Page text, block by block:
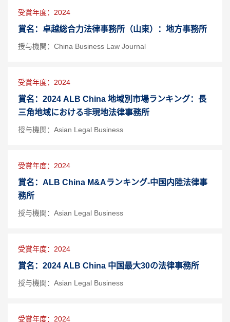
受賞年度：2024
賞名：卓越総合力法律事務所（山東）：地方事務所
授与機関：China Business Law Journal
受賞年度：2024
賞名：2024 ALB China 地域別市場ランキング：長
三角地域における非現地法律事務所
授与機関：Asian Legal Business
受賞年度：2024
賞名：ALB China M&Aランキング-中国内陸法律事
務所
授与機関：Asian Legal Business
受賞年度：2024
賞名：2024 ALB China 中国最大30の法律事務所
授与機関：Asian Legal Business
受賞年度：2024